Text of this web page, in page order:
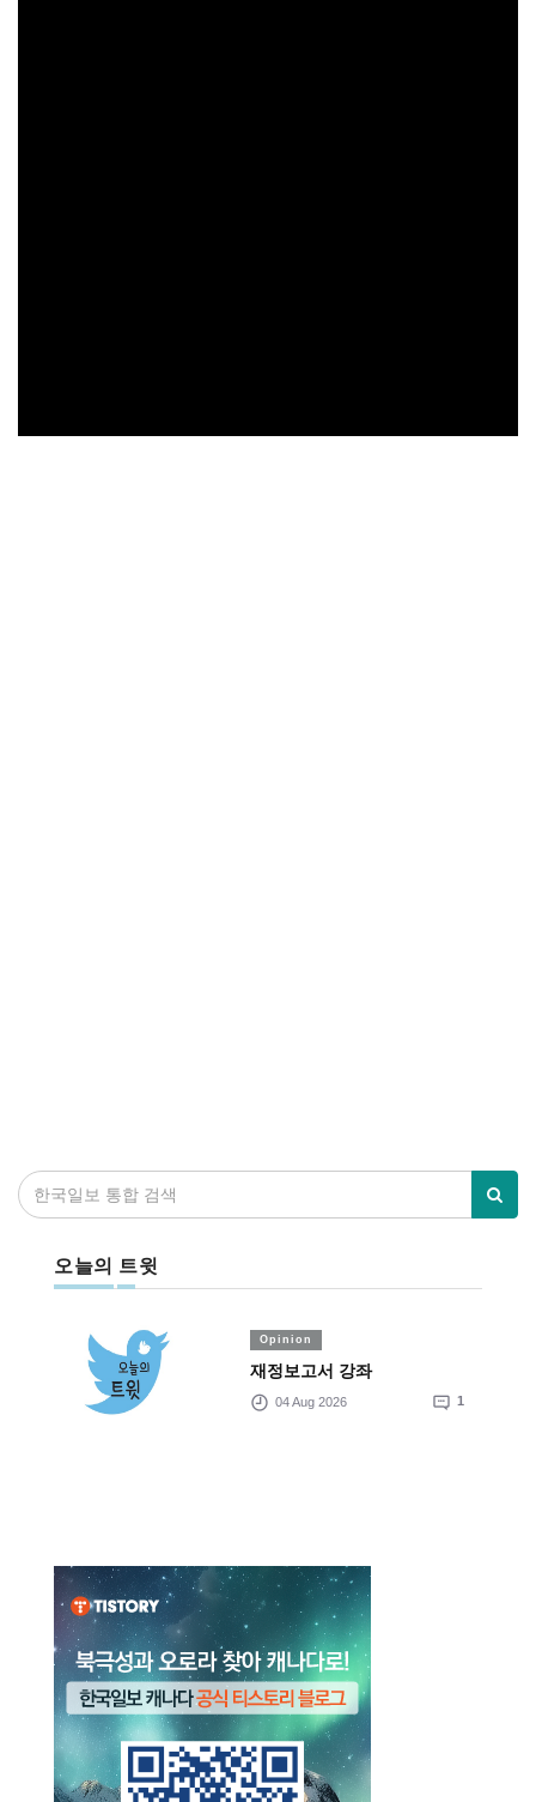
오늘의 트윗
Opinion
재정보고서 강좌
04 Aug 2026 1